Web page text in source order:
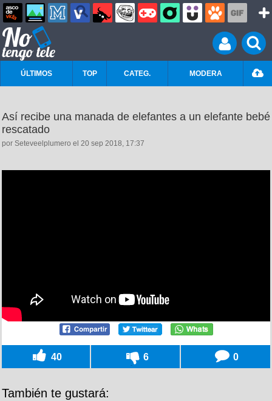
ÚLTIMOS TOP CATEG. MODERA
Así recibe una manada de elefantes a un elefante bebé
rescatado
por Seteveelplumero el 20 sep 2018, 17:37
40 6 0
También te gustará: